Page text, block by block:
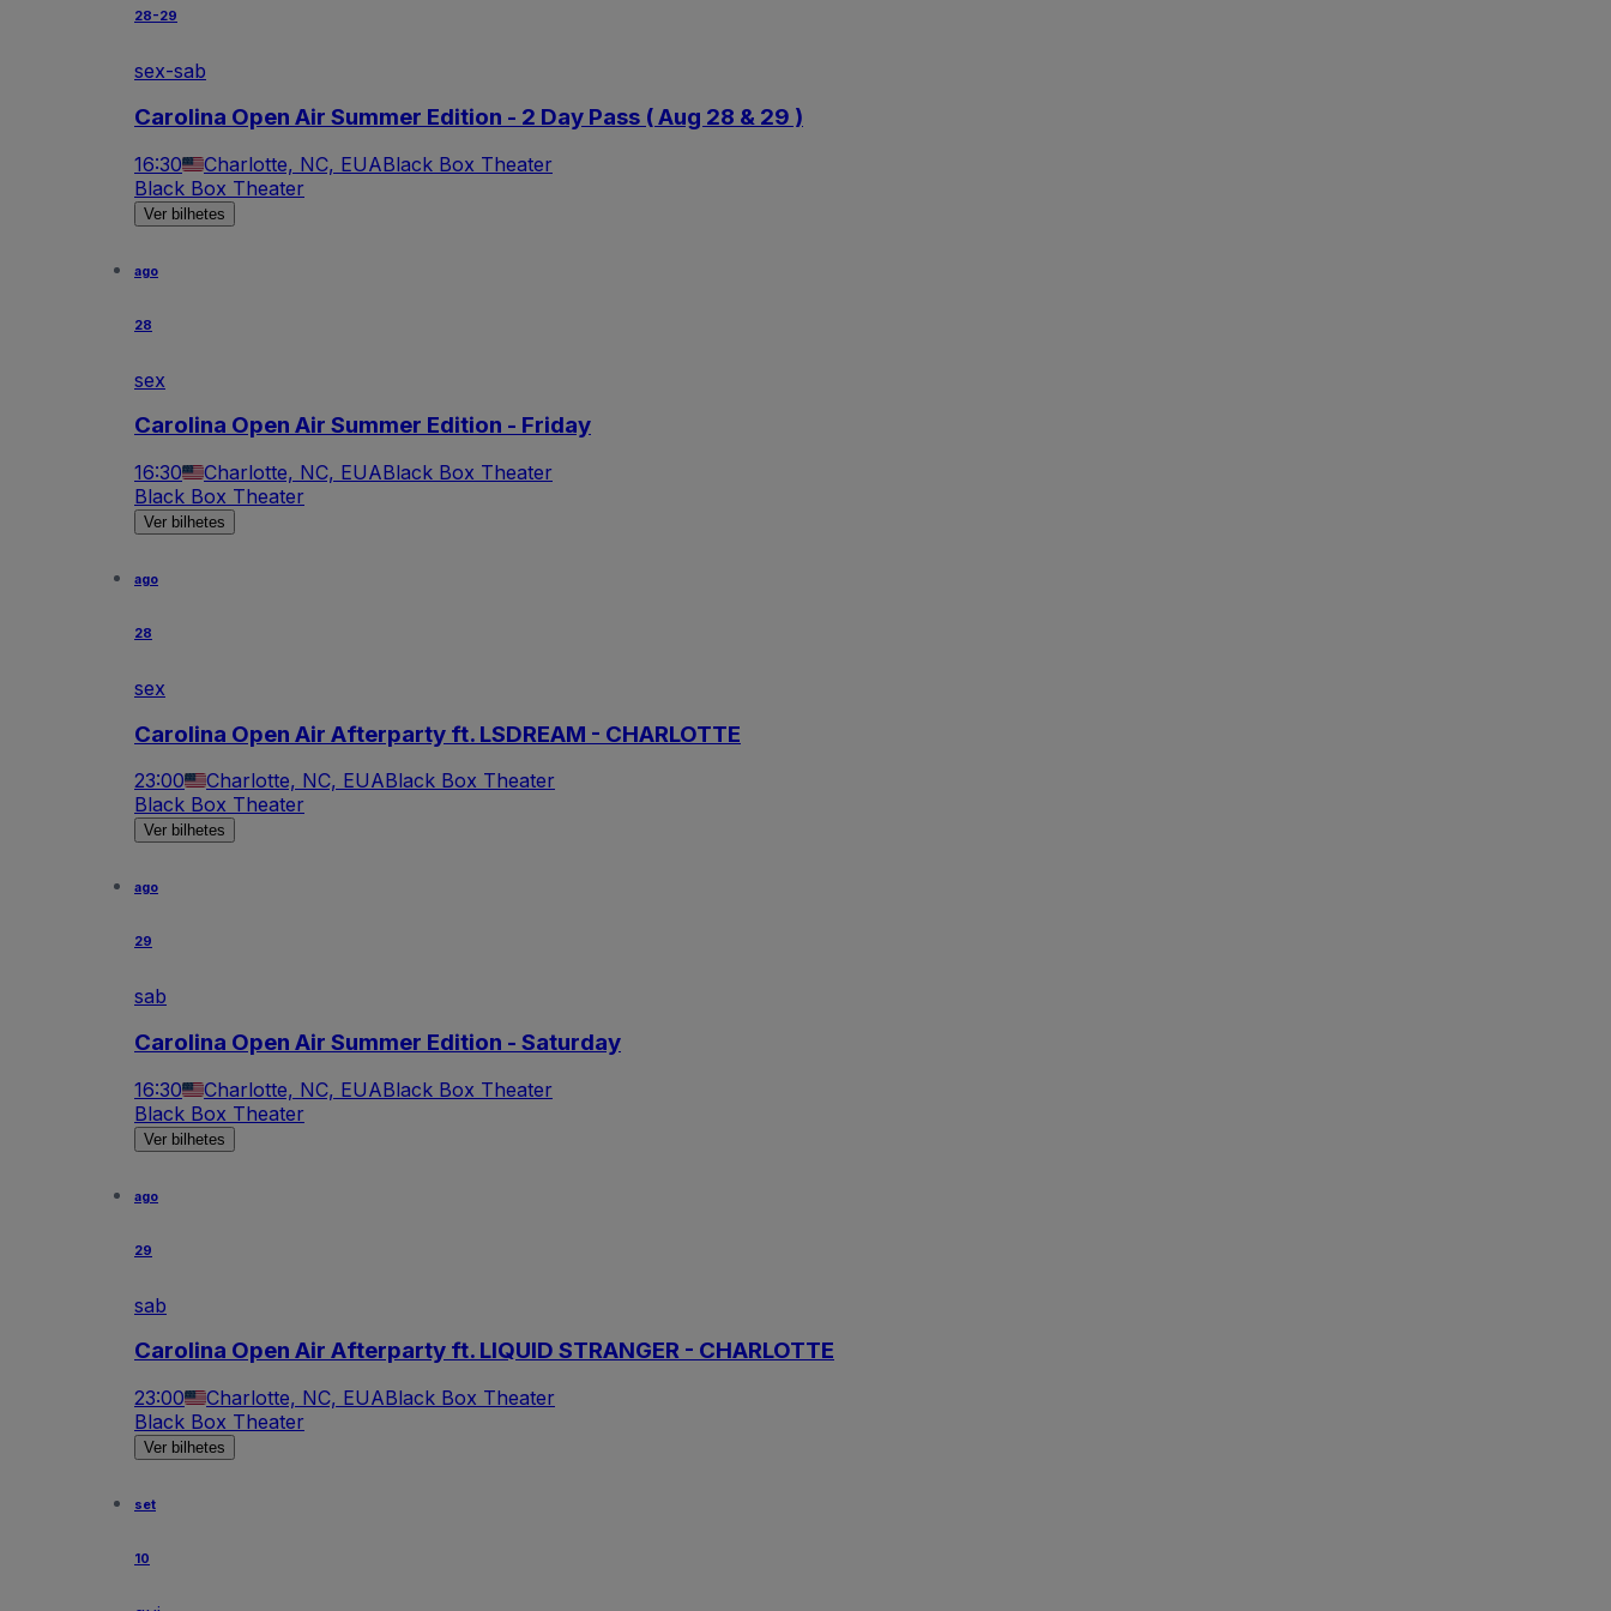
28-29
sex-sab
Carolina Open Air Summer Edition - 2 Day Pass ( Aug 28 & 29 )
16:30 Charlotte, NC, EUABlack Box Theater
Black Box Theater
Ver bilhetes
ago
28
sex
Carolina Open Air Summer Edition - Friday
16:30 Charlotte, NC, EUABlack Box Theater
Black Box Theater
Ver bilhetes
ago
28
sex
Carolina Open Air Afterparty ft. LSDREAM - CHARLOTTE
23:00 Charlotte, NC, EUABlack Box Theater
Black Box Theater
Ver bilhetes
ago
29
sab
Carolina Open Air Summer Edition - Saturday
16:30 Charlotte, NC, EUABlack Box Theater
Black Box Theater
Ver bilhetes
ago
29
sab
Carolina Open Air Afterparty ft. LIQUID STRANGER - CHARLOTTE
23:00 Charlotte, NC, EUABlack Box Theater
Black Box Theater
Ver bilhetes
set
10